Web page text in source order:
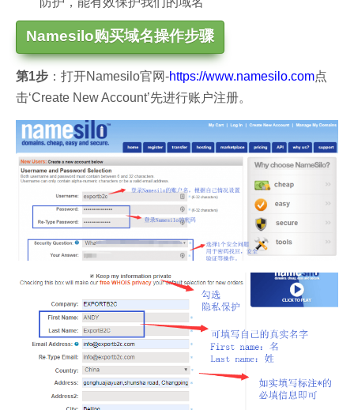
Namesilo购买域名操作步骤
第1步 ：打开Namesilo官网-https://www.namesilo.com点
击‘Create New Account’先进行账户注册。